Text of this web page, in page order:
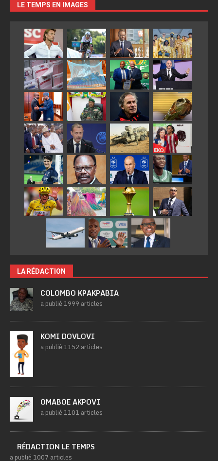
LE TEMPS EN IMAGES
LA RÉDACTION
COLOMBO KPAKPABIA
a publié 1999 articles
KOMI DOVLOVI
a publié 1152 articles
OMABOE AKPOVI
a publié 1101 articles
RÉDACTION LE TEMPS
a publié 1007 articles